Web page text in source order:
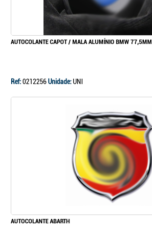
AUTOCOLANTE CAPOT / MALA ALUMÍNIO BMW 77,5MM
Ref:0212256Unidade:UNI
AUTOCOLANTE ABARTH